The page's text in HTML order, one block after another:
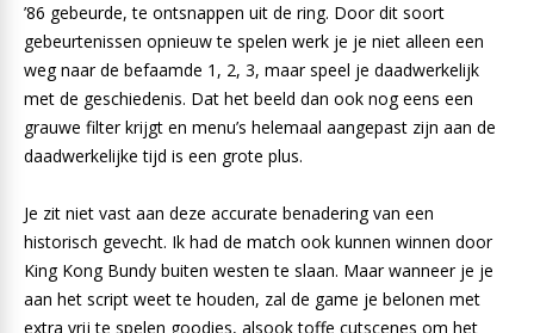
’86 gebeurde, te ontsnappen uit de ring. Door dit soort
gebeurtenissen opnieuw te spelen werk je je niet alleen een
weg naar de befaamde 1, 2, 3, maar speel je daadwerkelijk
met de geschiedenis. Dat het beeld dan ook nog eens een
grauwe filter krijgt en menu’s helemaal aangepast zijn aan de
daadwerkelijke tijd is een grote plus.
Je zit niet vast aan deze accurate benadering van een
historisch gevecht. Ik had de match ook kunnen winnen door
King Kong Bundy buiten westen te slaan. Maar wanneer je je
aan het script weet te houden, zal de game je belonen met
extra vrij te spelen goodies, alsook toffe cutscenes om het